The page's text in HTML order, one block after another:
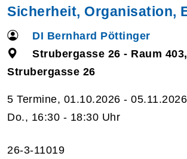
Sicherheit, Organisation,
DI Bernhard Pöttinger
Strubergasse 26 - Raum 403,
Strubergasse 26
5 Termine, 01.10.2026 - 05.11.2026
Do., 16:30 - 18:30 Uhr
26-3-11019